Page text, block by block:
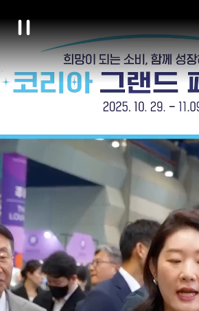
대
한
민
국
책
브
리
핑
일
시
정
지